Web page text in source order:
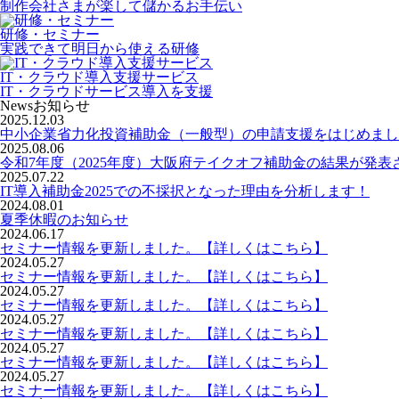
制作会社さまが楽して儲かるお手伝い
研修・セミナー
実践できて明日から使える研修
IT・クラウド導入支援サービス
IT・クラウドサービス導入を支援
Newsお知らせ
2025.12.03
中小企業省力化投資補助金（一般型）の申請支援をはじめまし
2025.08.06
令和7年度（2025年度）大阪府テイクオフ補助金の結果が発表
2025.07.22
IT導入補助金2025での不採択となった理由を分析します！
2024.08.01
夏季休暇のお知らせ
2024.06.17
セミナー情報を更新しました。【詳しくはこちら】
2024.05.27
セミナー情報を更新しました。【詳しくはこちら】
2024.05.27
セミナー情報を更新しました。【詳しくはこちら】
2024.05.27
セミナー情報を更新しました。【詳しくはこちら】
2024.05.27
セミナー情報を更新しました。【詳しくはこちら】
2024.05.27
セミナー情報を更新しました。【詳しくはこちら】